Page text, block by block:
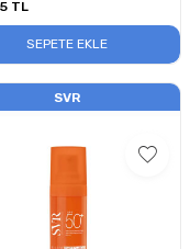
TL
SEPETE EKLE
SVR